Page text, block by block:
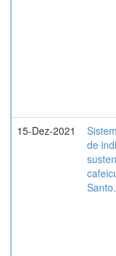
15-Dez-2021
de
Santo.